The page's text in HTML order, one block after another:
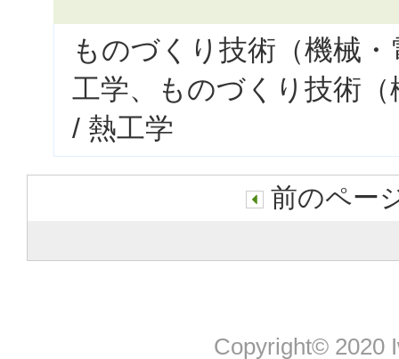
ものづくり技術（機械
工学、ものづくり技術
/ 熱工学
前のペー
Copyright© 2020